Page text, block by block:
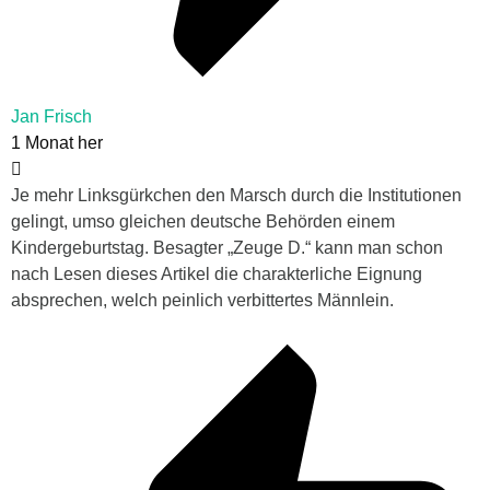
Jan Frisch
1 Monat her
Je mehr Linksgürkchen den Marsch durch die Institutionen
gelingt, umso gleichen deutsche Behörden einem
Kindergeburtstag. Besagter „Zeuge D.“ kann man schon
nach Lesen dieses Artikel die charakterliche Eignung
absprechen, welch peinlich verbittertes Männlein.